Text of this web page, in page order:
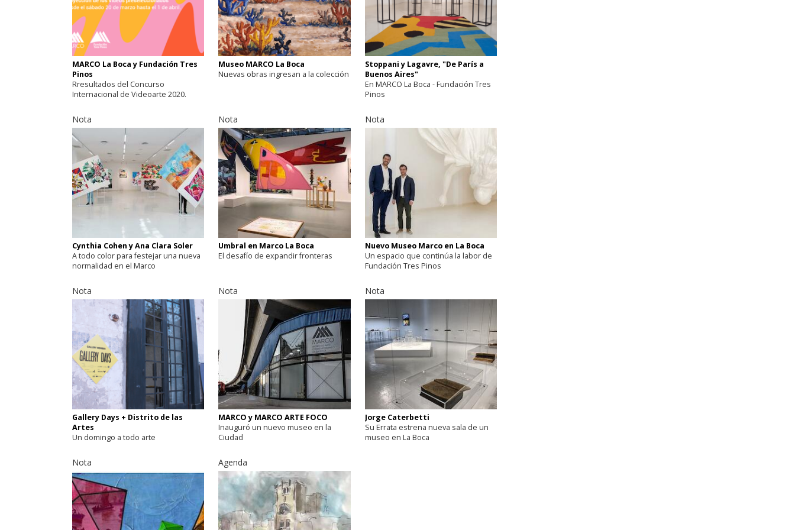
MARCO La Boca y Fundación Tres
Pinos
Rresultados del Concurso
Internacional de Videoarte 2020.
Museo MARCO La Boca
Nuevas obras ingresan a la colección
Stoppani y Lagavre, "De París a
Buenos Aires"
En MARCO La Boca - Fundación Tres
Pinos
Nota
Cynthia Cohen y Ana Clara Soler
A todo color para festejar una nueva
normalidad en el Marco
Nota
Umbral en Marco La Boca
El desafío de expandir fronteras
Nota
Nuevo Museo Marco en La Boca
Un espacio que continúa la labor de
Fundación Tres Pinos
Nota
Gallery Days + Distrito de las
Artes
Un domingo a todo arte
Nota
MARCO y MARCO ARTE FOCO
Inauguró un nuevo museo en la
Ciudad
Nota
Jorge Caterbetti
Su Errata estrena nueva sala de un
museo en La Boca
Nota Agenda